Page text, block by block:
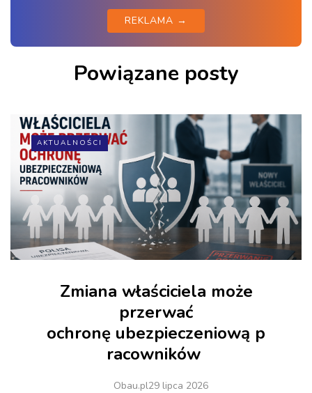
REKLAMA →
Powiązane posty
AKTUALNOŚCI
Zmiana właściciela może
przerwać
ochronę ubezpieczeniową p
racowników
Obau.pl29 lipca 2026